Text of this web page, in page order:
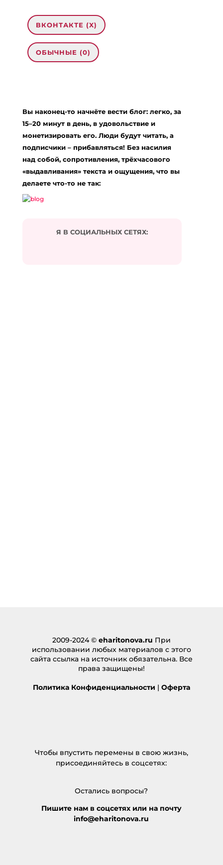
ВКОНТАКТЕ (X)
ОБЫЧНЫЕ (0)
Обязательные поля помечены*
Подписаться на комментарии по e-mail
Вы наконец-то начнёте вести блог: легко, за
15–20 минут в день, в удовольствие и
монетизировать его. Люди будут читать, а
подписчики – прибавляться! Без насилия
над собой, сопротивления, трёхчасового
«выдавливания» текста и ощущения, что вы
делаете что-то не так:
Я В СОЦИАЛЬНЫХ СЕТЯХ:
2009-2024 © eharitonova.ru При
использовании любых материалов с этого
сайта ссылка на источник обязательна. Все
права защищены!
Политика Конфиденциальности | Оферта
Чтобы впустить перемены в свою жизнь,
присоединяйтесь в соцсетях:
Остались вопросы?
Пишите нам в соцсетях или на почту
info@eharitonova.ru